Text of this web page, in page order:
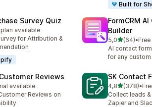
Built for
Survey Quiz
172
plan available
for Attribution &
FormCRM
Builder
5,0na 5
(64)
Łączna liczba
•
AI contact
for any
Reviews
23
available
Reviews on
SK Contact
4,8na 5(378)
Łączna liczba
•
Collect leads
Zapier and